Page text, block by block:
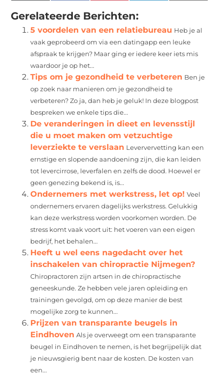
Gerelateerde Berichten:
5 voordelen van een relatiebureau Heb je al
vaak geprobeerd om via een datingapp een leuke
afspraak te krijgen? Maar ging er iedere keer iets mis
waardoor je op het...
Tips om je gezondheid te verbeteren Ben je
op zoek naar manieren om je gezondheid te
verbeteren? Zo ja, dan heb je geluk! In deze blogpost
bespreken we enkele tips die...
De veranderingen in dieet en levensstijl
die u moet maken om vetzuchtige
leverziekte te verslaan Leververvetting kan een
ernstige en slopende aandoening zijn, die kan leiden
tot levercirrose, leverfalen en zelfs de dood. Hoewel er
geen genezing bekend is, is...
Ondernemers met werkstress, let op! Veel
ondernemers ervaren dagelijks werkstress. Gelukkig
kan deze werkstress worden voorkomen worden. De
stress komt vaak voort uit: het voeren van een eigen
bedrijf, het behalen...
Heeft u wel eens nagedacht over het
inschakelen van chiropractie Nijmegen?
Chiropractoren zijn artsen in de chiropractische
geneeskunde. Ze hebben vele jaren opleiding en
trainingen gevolgd, om op deze manier de best
mogelijke zorg te kunnen...
Prijzen van transparante beugels in
Eindhoven Als je overweegt om een transparante
beugel in Eindhoven te nemen, is het begrijpelijk dat
je nieuwsgierig bent naar de kosten. De kosten van
een...